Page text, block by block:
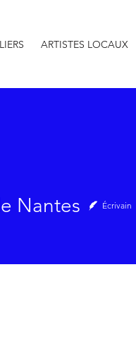
ARTISTES LOCAUX
Nantes Écrivain